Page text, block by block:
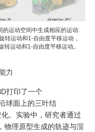
的运动空间中生成相应的运动:
转运动和1-自由度平移运动，
转运动和1-自由度平移运动。
力
打印了一个
球面上的三叶结
化。实验中，研究者通过
物理原型生成的轨迹与渲